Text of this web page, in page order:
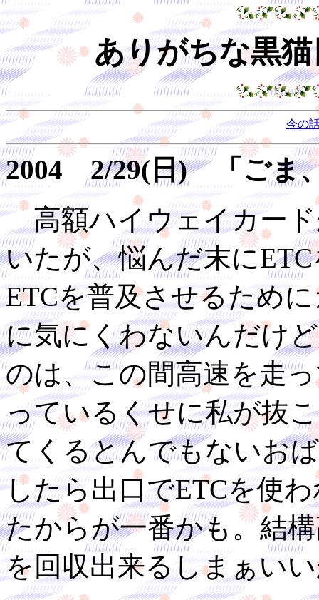
ありがちな黒
今の
2004 2/29(日) 「ごま
高額ハイウェイカード
いたが、悩んだ末に
ETCを普及させるため
に気にくわないんだけ
のは、この間高速を走
っているくせに私が抜
てくるとんでもないお
したら出口でETCを使
たからが一番かも。結
を回収出来るしまぁい